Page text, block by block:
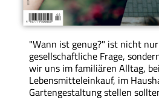
"Wann ist genug?" ist nicht
gesellschaftliche Frage,
wir uns im familiären Alltag,
Lebensmitteleinkauf, im
Gartengestaltung stellen